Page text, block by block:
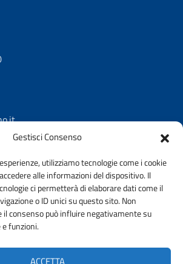
Gestisci Consenso
utilizziamo tecnologie come i cookie
alle informazioni del dispositivo. Il
ci permetterà di elaborare dati come il
o ID unici su questo sito. Non
consenso può influire negativamente su
funzioni.
ACCETTA